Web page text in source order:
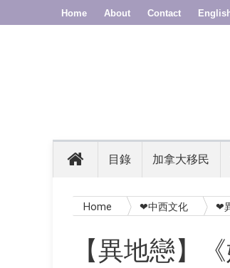
Home About Contact
目錄 加拿大移民
Home ❤中西文化 ❤
【異地戀】